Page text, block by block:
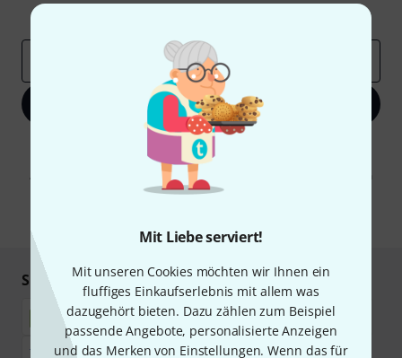
Mit Liebe serviert!
Mit unseren Cookies möchten wir Ihnen ein
fluffiges Einkaufserlebnis mit allem was
dazugehört bieten. Dazu zählen zum Beispiel
passende Angebote, personalisierte Anzeigen
und das Merken von Einstellungen. Wenn das für
Thomann Insights
Jetzt anmelden
Mit Klick auf „Jetzt anmelden“ stimmen Sie dem Erhalt von E-Mail-
Werbung und einer Messung des E-Mail-Nutzungsverhaltens zu. Die
Abmeldung ist jederzeit möglich. Weitere Informationen finden Sie in
unserenDatenschutzhinweisen
Sicher einkaufen & bezahlen